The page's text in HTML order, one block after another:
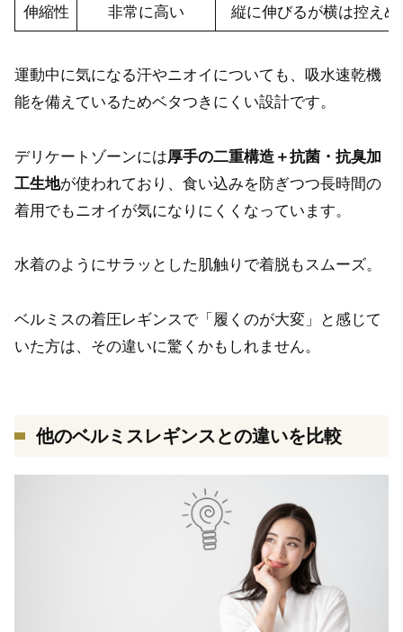
伸縮性 非常に高い 縦に伸びるが横は控えめ
運動中に気になる汗やニオイについても、吸水速乾機
能を備えているためベタつきにくい設計です。
デリケートゾーンには厚手の二重構造＋抗菌・抗臭加
工生地が使われており、食い込みを防ぎつつ長時間の
着用でもニオイが気になりにくくなっています。
水着のようにサラッとした肌触りで着脱もスムーズ。
ベルミスの着圧レギンスで「履くのが大変」と感じて
いた方は、その違いに驚くかもしれません。
他のベルミスレギンスとの違いを比較